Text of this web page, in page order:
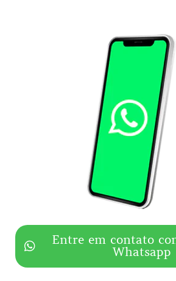
Entre em contato
Whatsapp